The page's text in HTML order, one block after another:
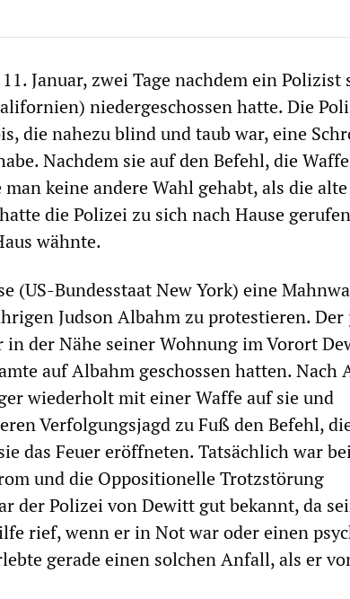
Januar, zwei Tage nachdem ein Polizist
niedergeschossen hatte. Die
die nahezu blind und taub war, eine
Nachdem sie auf den Befehl, die
keine andere Wahl gehabt, als die
die Polizei zu sich nach Hause
wähnte.
(US-Bundesstaat New York) eine
Judson Albahm zu protestieren. Der
in der Nähe seiner Wohnung im Vorort
auf Albahm geschossen hatten. Nach
wiederholt mit einer Waffe auf sie und
Verfolgungsjagd zu Fuß den Befehl,
das Feuer eröffneten. Tatsächlich war
und die Oppositionelle Trotzstörung
der Polizei von Dewitt gut bekannt, da
rief, wenn er in Not war oder einen
gerade einen solchen Anfall, als er